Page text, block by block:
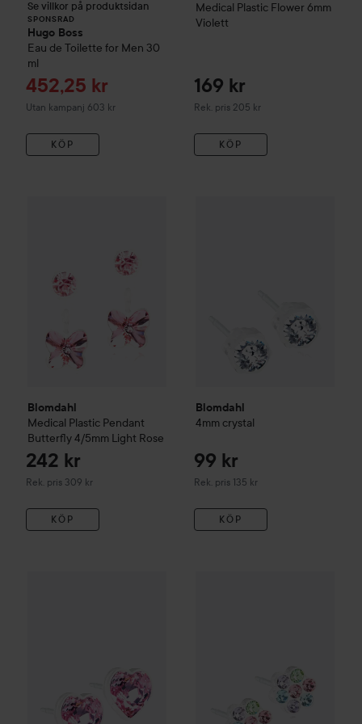
Se villkor på produktsidan
SPONSRAD
Hugo Boss
Eau de Toilette for Men 30
ml
Reapris
452,25 kr
Utan kampanj 603 kr
KÖP
Medical Plastic Flower 6mm
Violett
169 kr
Rek. pris 205 kr
Rekommenderat pris 205 kr
KÖP
Blomdahl
Medical Plastic Pendant
Butterfly 4/5mm Light Rose
242 kr
Rek. pris 309 kr
Rekommenderat pris 309 kr
KÖP
Blomdahl
4mm crystal
99 kr
Rek. pris 135 kr
Rekommenderat pris 135 kr
KÖP